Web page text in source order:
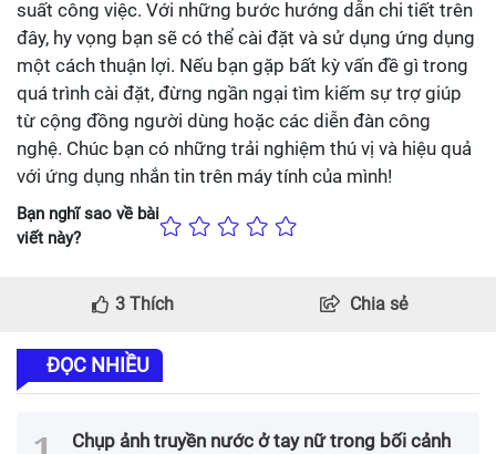
suất công việc. Với những bước hướng dẫn chi tiết trên
đây, hy vọng bạn sẽ có thể cài đặt và sử dụng ứng dụng
một cách thuận lợi. Nếu bạn gặp bất kỳ vấn đề gì trong
quá trình cài đặt, đừng ngần ngại tìm kiếm sự trợ giúp
từ cộng đồng người dùng hoặc các diễn đàn công
nghệ. Chúc bạn có những trải nghiệm thú vị và hiệu quả
với ứng dụng nhắn tin trên máy tính của mình!
Bạn nghĩ sao về bài
viết này?
3 Thích Chia sẻ
ĐỌC NHIỀU
Chụp ảnh truyền nước ở tay nữ trong bối cảnh